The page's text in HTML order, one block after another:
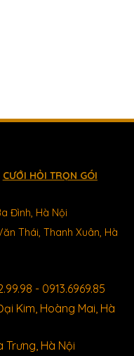
CƯỚI HỎI TRỌN GÓI
Đình, Hà Nội
Thái, Thanh Xuân, Hà
- 0913.6969.85
Kim, Hoàng Mai, Hà
Trưng, Hà Nội